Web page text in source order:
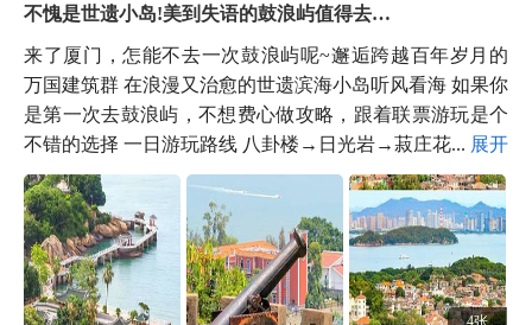
不愧是世遗小岛!美到失语的鼓浪屿值得去…
来了厦门，怎能不去一次鼓浪屿呢~邂逅跨越百年岁月的
万国建筑群 在浪漫又治愈的世遗滨海小岛听风看海 如果你
是第一次去鼓浪屿，不想费心做攻略，跟着联票游玩是个
不错的选择 一日游玩路线 八卦楼→日光岩→菽庄花...
展开
4张